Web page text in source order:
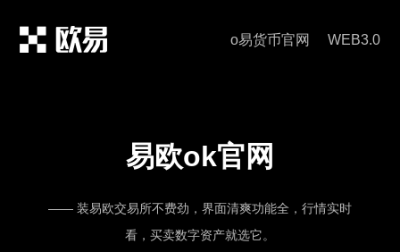
WEB3.0
o易货币官网
易欧ok官网
—— 装易欧交易所不费劲，界面清爽功能全，行情实时
看，买卖数字资产就选它。